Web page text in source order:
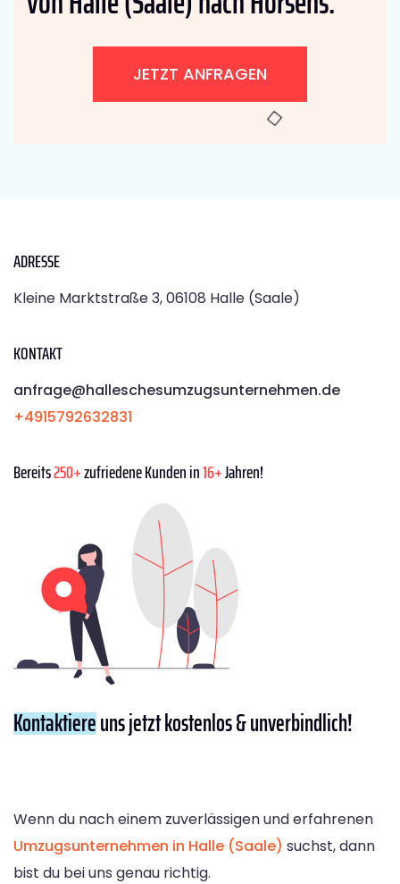
JETZT ANFRAGEN
ADRESSE
Kleine Marktstraße 3, 06108 Halle (Saale)
KONTAKT
anfrage@halleschesumzugsunternehmen.de
+4915792632831
Bereits250+zufriedene Kunden in16+Jahren!
Kontaktiereuns jetzt kostenlos & unverbindlich!
Wenn du nach einem zuverlässigen und erfahrenen
Umzugsunternehmen in Halle (Saale) suchst, dann
bist du bei uns genau richtig.